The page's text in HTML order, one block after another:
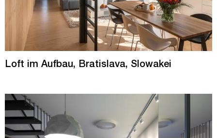
Loft im Aufbau, Bratislava, Slowakei